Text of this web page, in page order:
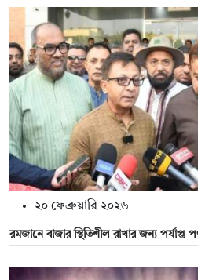
২০ ফেব্রুয়ারি ২০২৬
রমজানে বাজার স্থিতিশীল রাখার জন্য পর্যাপ্ত